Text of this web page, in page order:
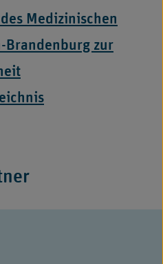
Medizinischen
Brandenburg zur